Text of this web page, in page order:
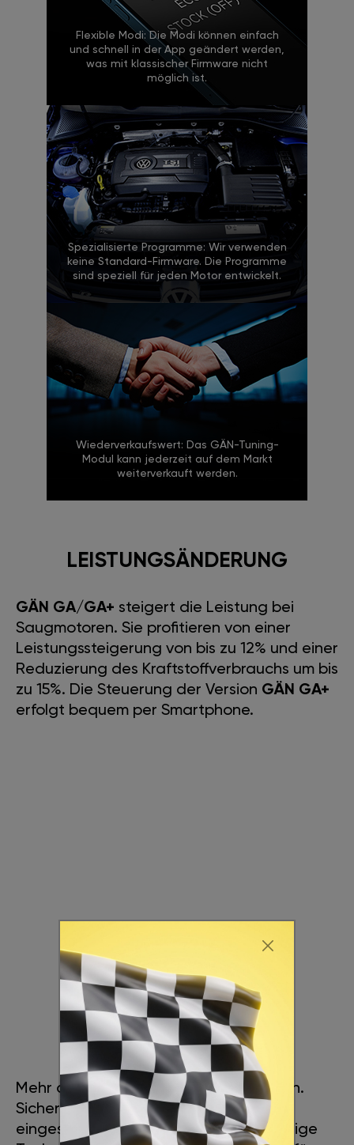
Flexible Modi: Die Modi können einfach
und schnell in der App geändert werden,
was mit klassischer Firmware nicht
möglich ist.
Spezialisierte Programme: Wir verwenden
keine Standard-Firmware. Die Programme
sind speziell für jeden Motor entwickelt.
Wiederverkaufswert: Das GÄN-Tuning-
Modul kann jederzeit auf dem Markt
weiterverkauft werden.
LEISTUNGSÄNDERUNG
GÄN GA/GA+ steigert die Leistung bei
Saugmotoren. Sie profitieren von einer
Leistungssteigerung von bis zu 12% und einer
Reduzierung des Kraftstoffverbrauchs um bis
zu 15%. Die Steuerung der Version GÄN GA+
erfolgt bequem per Smartphone.
LEISTUNGSSTEIGERUNG
Mehr als auf den ersten Blick ersichtlich.
Sicheres Überholen auch bei
eingeschalteter Klimaanlage. Einzigartige